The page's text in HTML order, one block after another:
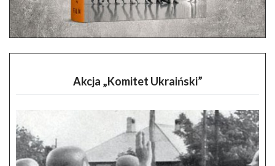
Akcja „Komitet Ukraiński”